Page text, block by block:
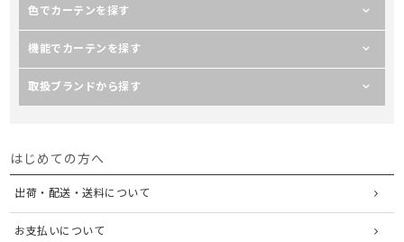
色でカーテンを探す
機能でカーテンを探す
取扱ブランドから探す
はじめての方へ
出荷・配送・送料について
お支払いについて